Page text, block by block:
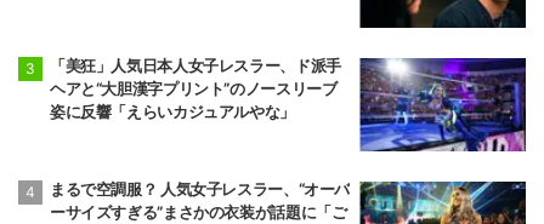
「美狂」人気日本人女子レスラー、ド派手
ヘアと“大胆漢字プリント”のノースリーブ
姿に反響「えらいカジュアルやな」
まるで空調服？ 人気女子レスラー、“オーバ
ーサイズすぎる”まさかの衣装が話題に「ご